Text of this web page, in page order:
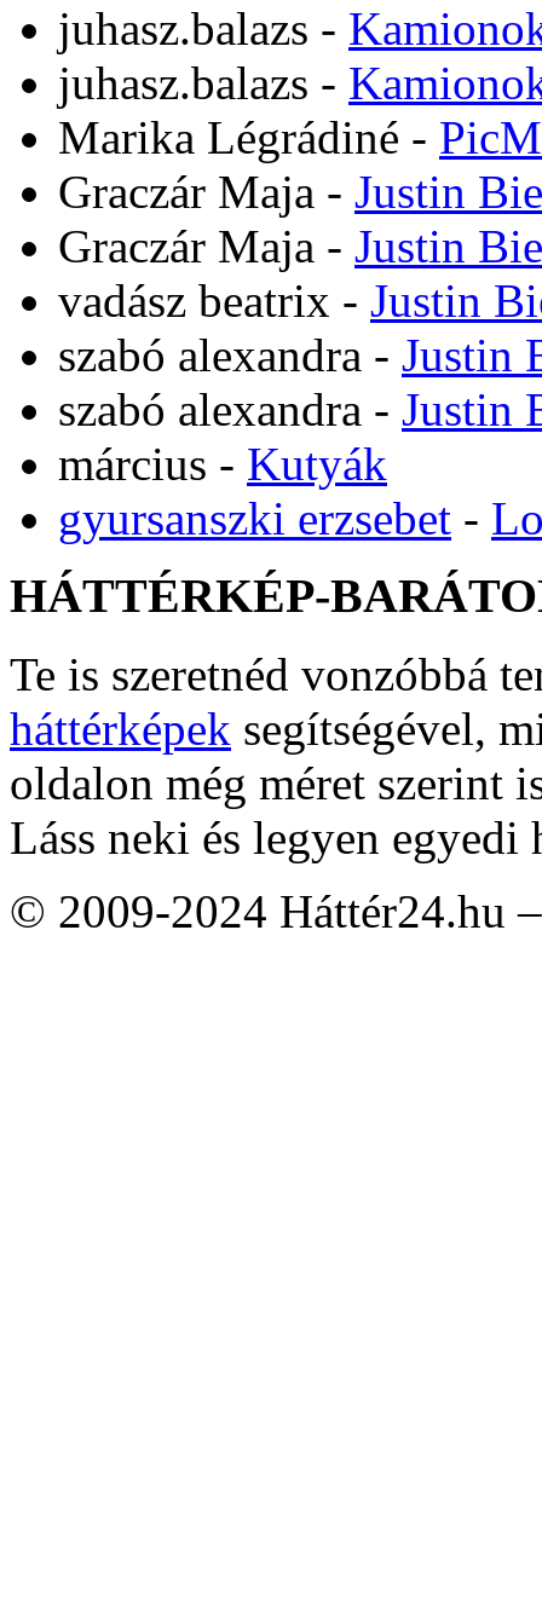
juhasz.balazs -
juhasz.balazs -
Marika Légrádiné -
Graczár Maja - Justin
Graczár Maja - Justin
vadász beatrix - Justin
szabó alexandra - Justin
szabó alexandra - Justin
március - Kutyák
gyursanszki erzsebet -
HÁTTÉRKÉP-
Te is szeretnéd vonzóbbá
háttérképek segítségével,
oldalon még méret szerint
Láss neki és legyen egyedi
© 2009-2024 Háttér24.hu